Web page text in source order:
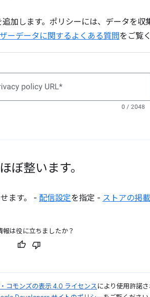
加します。ポリシーには、データを収
ーデータに関するよくある質問をご覧
ぼ整います。
ます。 - 配信設定を指定 - ストアの掲
報は役に立ちましたか？
コモンズの表示 4.0 ライセンスにより使用許諾